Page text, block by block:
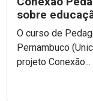
sobre
"Cuidar de Si"
O curso de
Pernambuco
projeto Conexão...